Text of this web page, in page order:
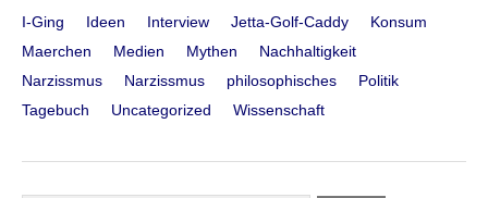
I-Ging Ideen Interview Jetta-Golf-Caddy
Konsum
Maerchen
Medien Mythen
Nachhaltigkeit
Narzissmus
Narzissmus philosophisches
Politik
Tagebuch
Uncategorized Wissenschaft